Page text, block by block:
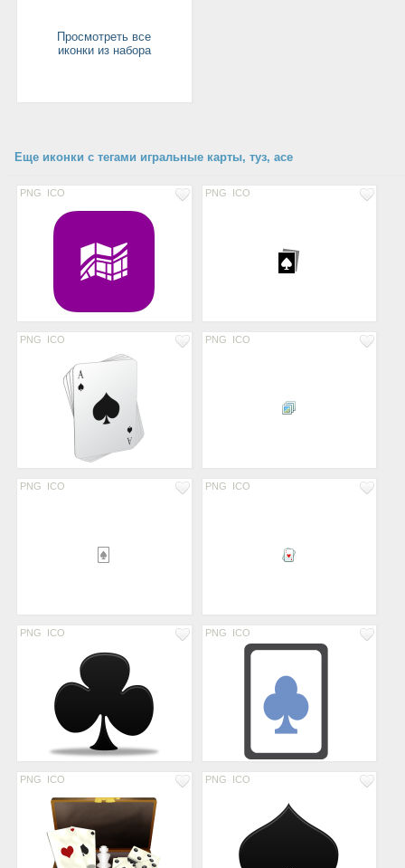
Просмотреть все
иконки из набора
Еще иконки с тегами игральные карты, туз, ace
PNG ICO PNG ICO
PNG ICO PNG ICO
PNG ICO PNG ICO
PNG ICO PNG ICO
PNG ICO PNG ICO